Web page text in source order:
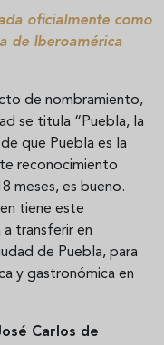
oficialmente como
de Iberoamérica
de nombramiento,
se titula “Puebla, la
que Puebla es la
reconocimiento
meses, es bueno.
tiene este
transferir en
de Puebla, para
y gastronómica en
Carlos de